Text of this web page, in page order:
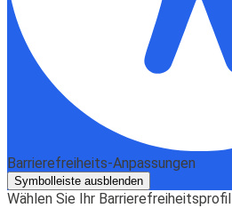
Barrierefreiheits-Anpassungen
Symbolleiste ausblenden
Wählen Sie Ihr Barrierefreiheitsprofil